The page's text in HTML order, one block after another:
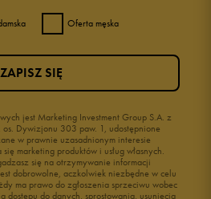
Oferta męska
jest Marketing Investment Group S.A. z
Dywizjonu 303 paw. 1, udostępnione
w prawnie uzasadnionym interesie
marketing produktów i usług własnych.
się na otrzymywanie informacji
dobrowolne, aczkolwiek niezbędne w celu
ma prawo do zgłoszenia sprzeciwu wobec
dostępu do danych, sprostowania, usunięcia
ZAPISZ SIĘ